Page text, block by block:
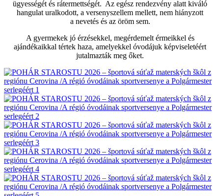
ügyességét és rátermettségét. Az egész rendezvény alatt kiváló
hangulat uralkodott, a versenyszellem mellett, nem hiányzott
a nevetés és az öröm sem.
A gyermekek jó érzésekkel, megérdemelt érmeikkel és
ajándékaikkal tértek haza, amelyekkel óvodájuk képviseletéért
jutalmazták meg őket.